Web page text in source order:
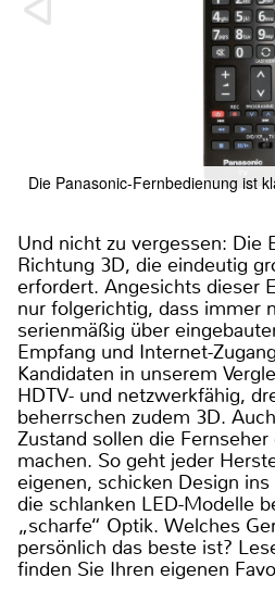
Die Panasonic-Fernbedienung ist
Und nicht zu vergessen: Die
Richtung 3D, die eindeutig
erfordert. Angesichts dieser
nur folgerichtig, dass immer
serienmäßig über
Empfang und Internet-
Kandidaten in unserem
HDTV- und netzwerkfähig,
beherrschen zudem 3D.
Zustand sollen die
machen. So geht jeder
eigenen, schicken Design
die schlanken LED-Modelle
„scharfe“ Optik. Welches
persönlich das beste ist?
finden Sie Ihren eigenen